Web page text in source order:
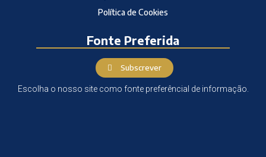
Política de Cookies
Fonte Preferida
Subscrever
Escolha o nosso site como fonte preferêncial de informação.